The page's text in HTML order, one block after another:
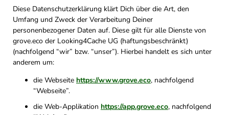
Diese Datenschutzerklärung klärt Dich über die Art, den
Umfang und Zweck der Verarbeitung Deiner
personenbezogener Daten auf. Diese gilt für alle Dienste von
grove.eco der Looking4Cache UG (haftungsbeschränkt)
(nachfolgend “wir” bzw. “unser”). Hierbei handelt es sich unter
anderem um:
die Webseite https://www.grove.eco, nachfolgend
“Webseite”.
die Web-Applikation https://app.grove.eco, nachfolgend